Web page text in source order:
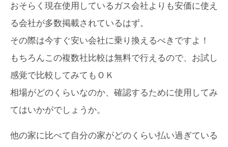
おそらく現在使用しているガス会社よりも安価に使え
る会社が多数掲載されているはず。
その際は今すぐ安い会社に乗り換えるべきですよ！
もちろんこの複数社比較は無料で行えるので、お試し
感覚で比較してみてもＯＫ
相場がどのくらいなのか、確認するために使用してみ
てはいかがでしょうか。
他の家に比べて自分の家がどのくらい払い過ぎている